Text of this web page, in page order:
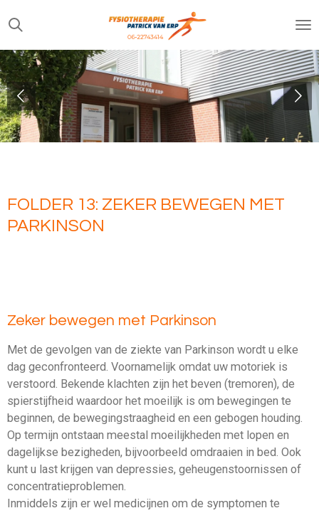
Ga
direct
naar
de
hoofdinhoud
FOLDER 13: ZEKER BEWEGEN MET
PARKINSON
Zeker bewegen met Parkinson
Met de gevolgen van de ziekte van Parkinson wordt u elke
dag geconfronteerd. Voornamelijk omdat uw motoriek is
verstoord. Bekende klachten zijn het beven (tremoren), de
spierstijfheid waardoor het moeilijk is om bewegingen te
beginnen, de bewegingstraagheid en een gebogen houding.
Op termijn ontstaan meestal moeilijkheden met lopen en
dagelijkse bezigheden, bijvoorbeeld omdraaien in bed. Ook
kunt u last krijgen van depressies, geheugenstoornissen of
concentratieproblemen.
Inmiddels zijn er wel medicijnen om de symptomen te